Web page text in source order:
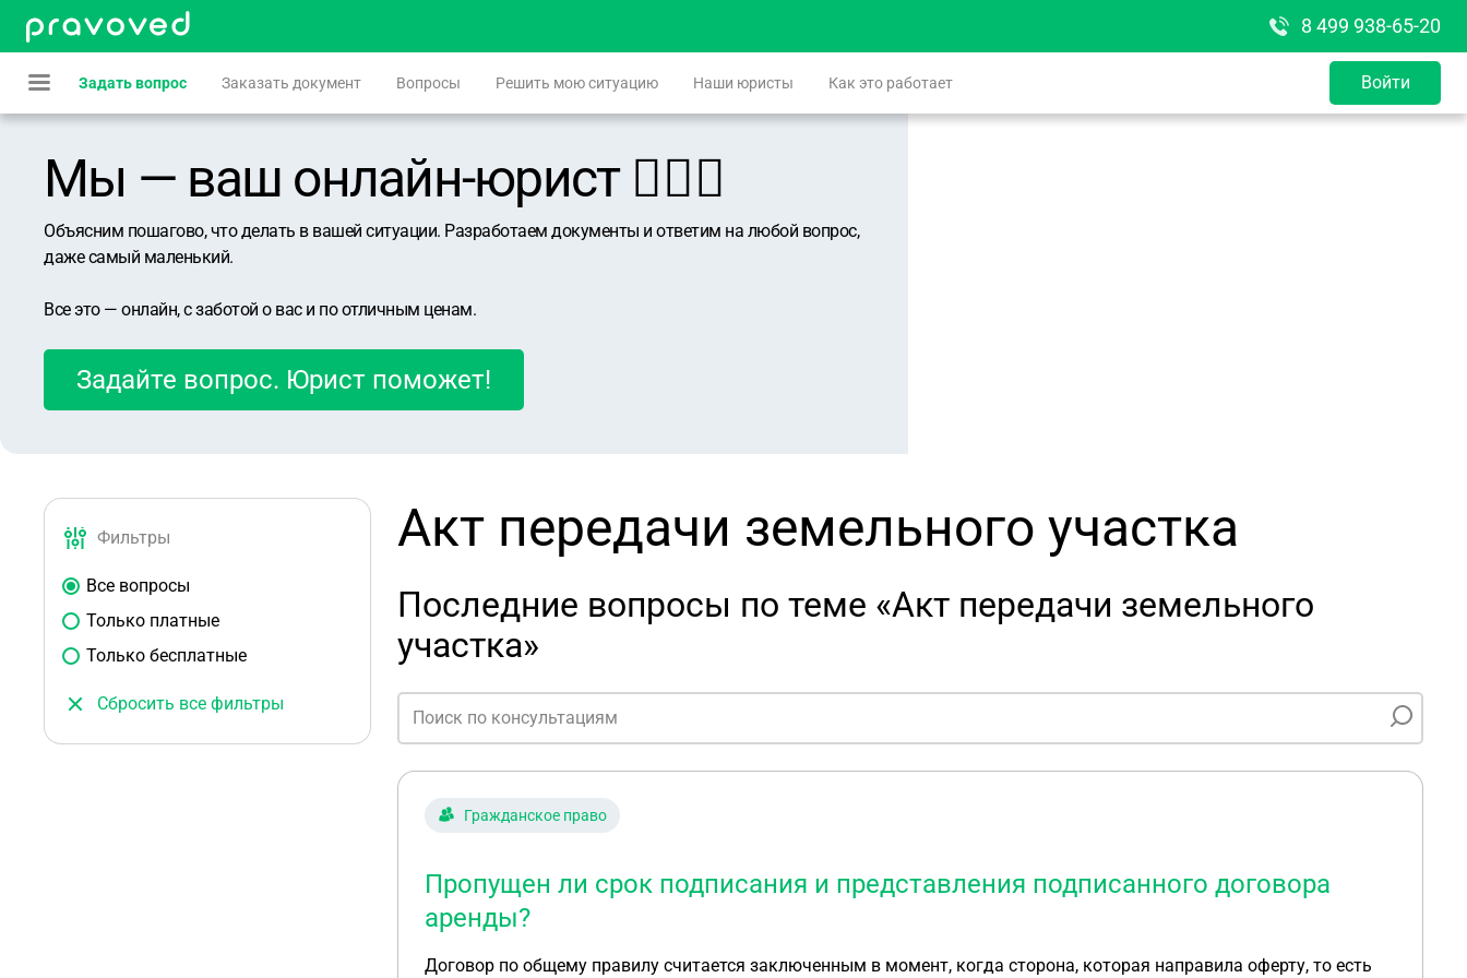
8 499 938-65-20
Задать вопрос Заказать документ Вопросы Решить мою ситуацию Наши юристы Как это работает Войти
Мы — ваш онлайн-юрист 👨🏻‍⚖️
Объясним пошагово, что делать в вашей ситуации. Разработаем документы и ответим на любой вопрос,
даже самый маленький.
Все это — онлайн, с заботой о вас и по отличным ценам.
Задайте вопрос. Юрист поможет!
Фильтры
Все вопросы
Только платные
Только бесплатные
Сбросить все фильтры
Акт передачи земельного участка
Последние вопросы по теме «Акт передачи земельного
участка»
Гражданское право
Пропущен ли срок подписания и представления подписанного договора
аренды?
Договор по общему правилу считается заключенным в момент, когда сторона, которая направила оферту, то есть